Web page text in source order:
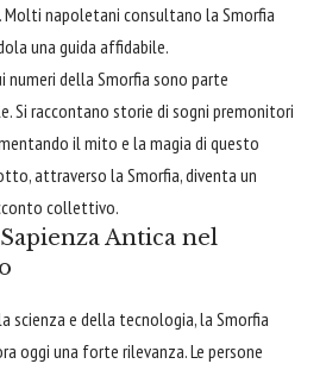
Molti napoletani consultano la Smorfia
una guida affidabile.
numeri della Smorfia sono parte
Si raccontano storie di sogni premonitori
il mito e la magia di questo
attraverso la Smorfia, diventa un
collettivo.
Antica nel
scienza e della tecnologia, la Smorfia
oggi una forte rilevanza. Le persone